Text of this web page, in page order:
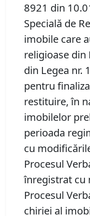
8921 din
Specială de
imobile care
religioase din
din Legea nr.
pentru
restituire, în
imobilelor
perioada
cu
Procesul
înregistrat cu
Procesul
chiriei al